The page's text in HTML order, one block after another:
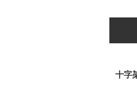
十字